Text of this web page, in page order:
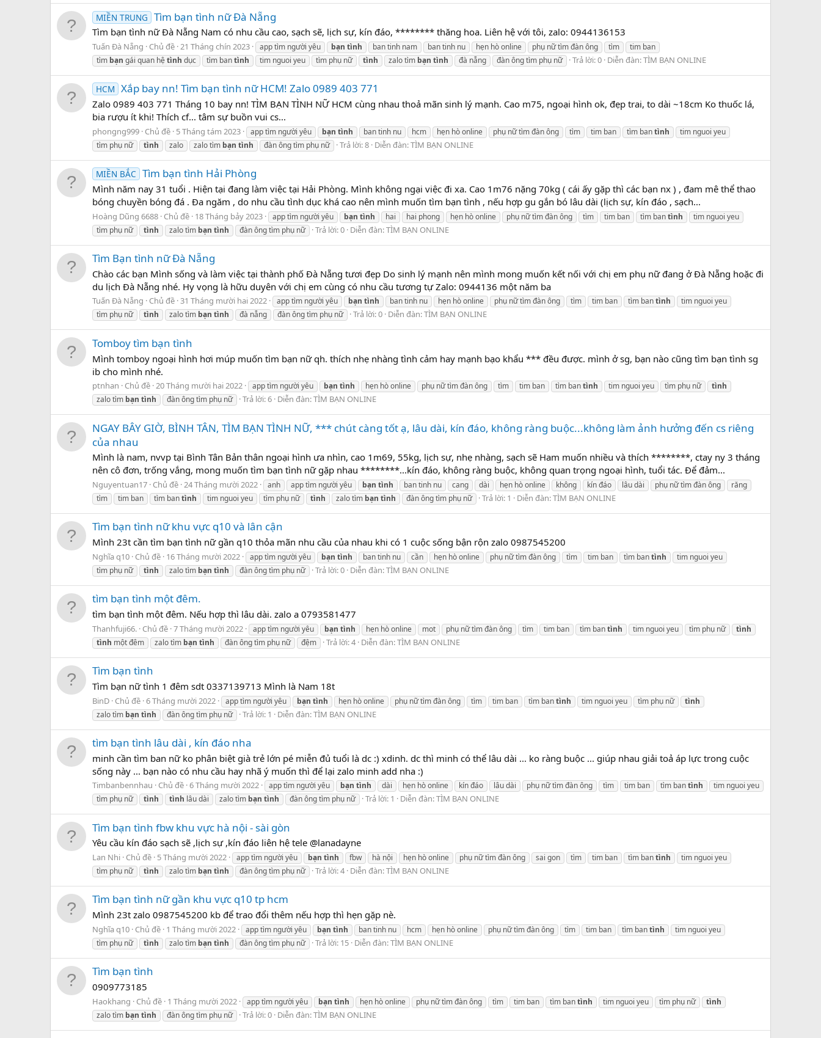
MIỀN TRUNG Tìm bạn tình nữ Đà Nẵng
Tìm bạn tình nữ Đà Nẵng Nam có nhu cầu cao, sạch sẽ, lịch sự, kín đáo, ******** thăng hoa. Liên hệ với tôi, zalo: 0944136153
Tuấn Đà Nẵng Chủ đề 21 Tháng chín 2023 app tìm người yêu bạn tình ban tinh nam ban tinh nu hẹn hò online phụ nữ tìm đàn ông tìm
tim ban
tìm bạn gái quan hệtình dục tìm bantình tim nguoi yeu tìm phụ nữ tình zalo tìm bạn tình đà nẵng đàn ông tìm phụ nữ Trả lời: 0 Diễn đàn:TÌM BẠN ONLINE
HCM Xắp bay nn! Tìm bạn tình nữ HCM! Zalo 0989 403 771
Zalo 0989 403 771 Tháng 10 bay nn! TÌM BẠN TÌNH NỮ HCM cùng nhau thoả mãn sinh lý mạnh. Cao m75, ngoại hình ok, đẹp trai, to dài ~18cm Ko thuốc lá,
bia rượu ít khi! Thích cf... tâm sự buồn vui cs...
phongng999 Chủ đề 5 Tháng tám 2023 app tìm người yêu bạn tình ban tinh nu hcm hẹn hò online phụ nữ tìm đàn ông tìm tim ban tìm bantình
tim nguoi yeu
tìm phụ nữ
tình zalo zalo tìm bạn tình đàn ông tìm phụ nữ Trả lời: 8 Diễn đàn:TÌM BẠN ONLINE
MIỀN BẮC Tìm bạn tình Hải Phòng
Mình năm nay 31 tuổi . Hiện tại đang làm việc tại Hải Phòng. Mình không ngại việc đi xa. Cao 1m76 nặng 70kg ( cái ấy gặp thì các bạn nx ) , đam mê thể thao
bóng chuyền bóng đá . Đa ngăm , do nhu cầu tình dục khá cao nên mình muốn tìm bạn tình , nếu hợp gu gắn bó lâu dài (lịch sự, kín đáo , sạch...
Hoàng Dũng 6688 Chủ đề 18 Tháng bảy 2023 app tìm người yêu bạn tình hai hai phong hẹn hò online phụ nữ tìm đàn ông tìm tim ban tìm bantình
tim nguoi yeu
tìm phụ nữ
tình zalo tìm bạn tình đàn ông tìm phụ nữ Trả lời: 0 Diễn đàn:TÌM BẠN ONLINE
Tìm Bạn tình nữ Đà Nẵng
Chào các bạn Mình sống và làm việc tại thành phố Đà Nẵng tươi đẹp Do sinh lý mạnh nên mình mong muốn kết nối với chị em phụ nữ đang ở Đà Nẵng hoặc đi
du lịch Đà Nẵng nhé. Hy vọng là hữu duyên với chị em cùng có nhu cầu tương tự Zalo: 0944136 một năm ba
Tuấn Đà Nẵng Chủ đề 31 Tháng mười hai 2022 app tìm người yêu bạn tình ban tinh nu hẹn hò online phụ nữ tìm đàn ông tìm tim ban tìm bantình
tim nguoi yeu
tìm phụ nữ
tình zalo tìm bạn tình đà nẵng đàn ông tìm phụ nữ Trả lời: 0 Diễn đàn:TÌM BẠN ONLINE
Tomboy tìm bạn tình
Mình tomboy ngoại hình hơi múp muốn tìm bạn nữ qh. thích nhẹ nhàng tình cảm hay mạnh bạo khẩu *** đều được. mình ở sg, bạn nào cũng tìm bạn tình sg
ib cho mình nhé.
ptnhan Chủ đề 20 Tháng mười hai 2022 app tìm người yêu bạn tình hẹn hò online phụ nữ tìm đàn ông tìm tim ban tìm bantình tim nguoi yeu tìm phụ nữ
tình
zalo tìm bạn tình đàn ông tìm phụ nữ Trả lời: 6 Diễn đàn:TÌM BẠN ONLINE
NGAY BÂY GIỜ, BÌNH TÂN, TÌM BẠN TÌNH NỮ, *** chút càng tốt ạ, lâu dài, kín đáo, không ràng buộc...không làm ảnh hưởng đến cs riêng
của nhau
Mình là nam, nvvp tại Bình Tân Bản thân ngoại hình ưa nhìn, cao 1m69, 55kg, lịch sự, nhẹ nhàng, sạch sẽ Ham muốn nhiều và thích ********, ctay ny 3 tháng
nên cô đơn, trống vắng, mong muốn tìm bạn tình nữ gặp nhau ********...kín đáo, không ràng buộc, không quan trọng ngoại hình, tuổi tác. Để đảm...
Nguyentuan17 Chủ đề 24 Tháng mười 2022 anh app tìm người yêu bạn tình ban tinh nu cang dài hẹn hò online không kín đáo lâu dài phụ nữ tìm đàn ông
răng
tìm
tim ban tìm bantình tim nguoi yeu tìm phụ nữ tình zalo tìm bạn tình đàn ông tìm phụ nữ Trả lời: 1 Diễn đàn:TÌM BẠN ONLINE
Tìm bạn tình nữ khu vực q10 và lân cận
Mình 23t cần tìm bạn tình nữ gần q10 thỏa mãn nhu cầu của nhau khi có 1 cuộc sống bận rộn zalo 0987545200
Nghĩa q10 Chủ đề 16 Tháng mười 2022 app tìm người yêu bạn tình ban tinh nu cần hẹn hò online phụ nữ tìm đàn ông tìm tim ban tìm bantình
tim nguoi yeu
tìm phụ nữ
tình zalo tìm bạn tình đàn ông tìm phụ nữ Trả lời: 0 Diễn đàn:TÌM BẠN ONLINE
tìm bạn tình một đêm.
tìm bạn tình một đêm. Nếu hợp thì lâu dài. zalo a 0793581477
Thanhfuji66. Chủ đề 7 Tháng mười 2022 app tìm người yêu bạn tình hẹn hò online mot phụ nữ tìm đàn ông tìm tim ban tìm bantình tim nguoi yeu tìm phụ nữ
tình
tình một đêm zalo tìm bạn tình đàn ông tìm phụ nữ đệm Trả lời: 4 Diễn đàn:TÌM BẠN ONLINE
Tìm bạn tình
Tìm bạn nữ tình 1 đêm sdt 0337139713 Mình là Nam 18t
BinD Chủ đề 6 Tháng mười 2022 app tìm người yêu bạn tình hẹn hò online phụ nữ tìm đàn ông tìm tim ban tìm bantình tim nguoi yeu tìm phụ nữ
tình
zalo tìm bạn tình đàn ông tìm phụ nữ Trả lời: 1 Diễn đàn:TÌM BẠN ONLINE
tìm bạn tình lâu dài , kín đáo nha
minh cần tìm ban nữ ko phân biệt già trẻ lớn pé miễn đủ tuổi là dc :) xdinh. dc thì minh có thể lâu dài ... ko ràng buộc ... giúp nhau giải toả áp lực trong cuộc
sống này ... bạn nào có nhu cầu hay nhã ý muốn thì để lại zalo minh add nha :)
Timbanbennhau Chủ đề 6 Tháng mười 2022 app tìm người yêu bạn tình dài hẹn hò online kín đáo lâu dài phụ nữ tìm đàn ông tìm tim ban tìm bantình
tim nguoi yeu
tìm phụ nữ
tình tình lâu dài zalo tìm bạn tình đàn ông tìm phụ nữ Trả lời: 1 Diễn đàn:TÌM BẠN ONLINE
Tìm bạn tình fbw khu vực hà nội - sài gòn
Yêu cầu kín đáo sạch sẽ ,lịch sự ,kín đáo liên hệ tele @lanadayne
Lan Nhi Chủ đề 5 Tháng mười 2022 app tìm người yêu bạn tình fbw hà nội hẹn hò online phụ nữ tìm đàn ông sai gon tìm tim ban tìm bantình
tim nguoi yeu
tìm phụ nữ
tình zalo tìm bạn tình đàn ông tìm phụ nữ Trả lời: 4 Diễn đàn:TÌM BẠN ONLINE
Tìm bạn tình nữ gần khu vực q10 tp hcm
Mình 23t zalo 0987545200 kb để trao đổi thêm nếu hợp thì hẹn gặp nè.
Nghĩa q10 Chủ đề 1 Tháng mười 2022 app tìm người yêu bạn tình ban tinh nu hcm hẹn hò online phụ nữ tìm đàn ông tìm tim ban tìm bantình
tim nguoi yeu
tìm phụ nữ
tình zalo tìm bạn tình đàn ông tìm phụ nữ Trả lời: 15 Diễn đàn:TÌM BẠN ONLINE
Tìm bạn tình
0909773185
Haokhang Chủ đề 1 Tháng mười 2022 app tìm người yêu bạn tình hẹn hò online phụ nữ tìm đàn ông tìm tim ban tìm bantình tim nguoi yeu tìm phụ nữ
tình
zalo tìm bạn tình đàn ông tìm phụ nữ Trả lời: 0 Diễn đàn:TÌM BẠN ONLINE